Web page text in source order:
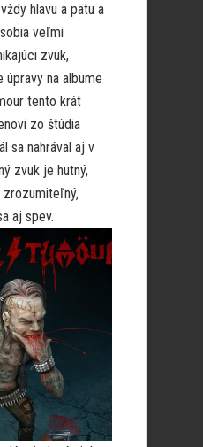
hlavu a pätu a
veľmi
zvuk,
úpravy na albume
tento krát
zo štúdia
sa nahrával aj v
zvuk je hutný,
zrozumiteľný,
aj spev.